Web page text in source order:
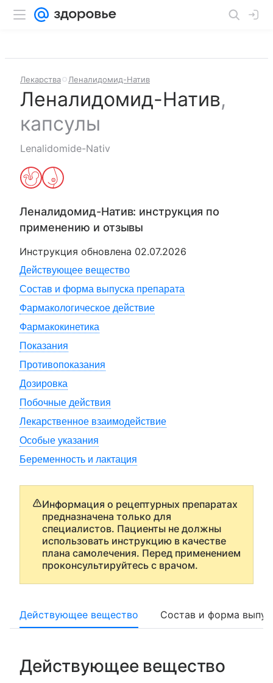
Лекарства Леналидомид-Натив
Леналидомид-Натив,
капсулы
Lenalidomide-Nativ
Леналидомид-Натив: инструкция по
применению и отзывы
Инструкция обновлена 02.07.2026
Действующее вещество
Состав и форма выпуска препарата
Фармакологическое действие
Фармакокинетика
Показания
Противопоказания
Дозировка
Побочные действия
Лекарственное взаимодействие
Особые указания
Беременность и лактация
Информация о рецептурных препаратах
предназначена только для
специалистов. Пациенты не должны
использовать инструкцию в качестве
плана самолечения. Перед применением
проконсультируйтесь с врачом.
Действующее вещество Состав и форма
Действующее вещество